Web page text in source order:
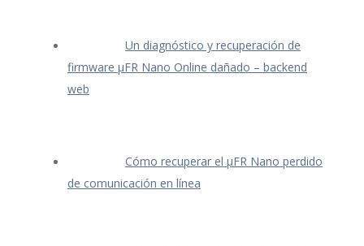
Un diagnóstico y recuperación de
firmware μFR Nano Online dañado – backend
web
Cómo recuperar el μFR Nano perdido
de comunicación en línea